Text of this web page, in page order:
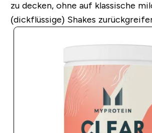
zu decken, ohne auf klassische
(dickflüssige) Shakes